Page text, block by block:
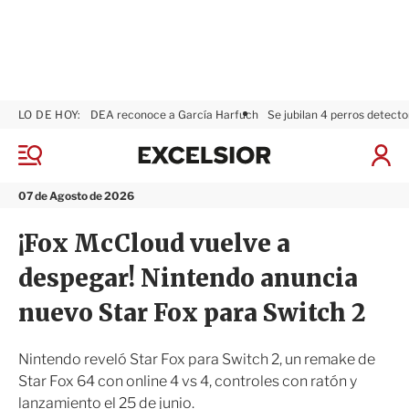
M
n
07 de Agosto de 2026
LO DE HOY: DEA reconoce a García Harfuch Se jubilan 4 perros
I
x
i
r
¡Fox McCloud vuelve a
despegar! Nintendo anuncia
nuevo Star Fox para Switch 2
Nintendo reveló Star Fox para Switch 2, un remake de
Star Fox 64 con online 4 vs 4, controles con ratón y
lanzamiento el 25 de junio.